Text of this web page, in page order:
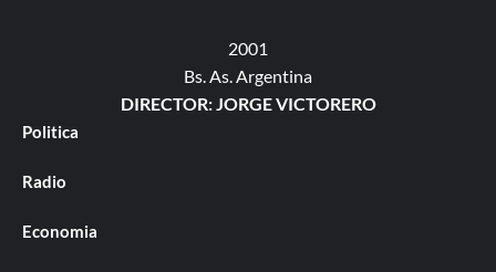
2001
Bs. As. Argentina
DIRECTOR: JORGE VICTORERO
Politica
Radio
Economia